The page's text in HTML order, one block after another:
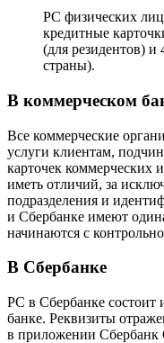
РС физических
кредитные
(для резидентов) и
страны).
В коммерческом
Все коммерческие
услуги клиентам,
карточек коммерческих
иметь отличий, за
подразделения и
и Сбербанке имеют
начинаются с
В Сбербанке
РС в Сбербанке состоит
банке. Реквизиты
в приложении Сбербанк